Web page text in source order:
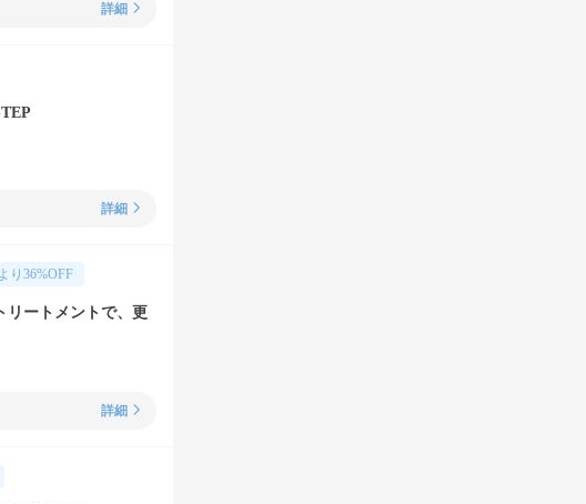
詳細
詳細
り 36%OFF
リートメントで、更
詳細